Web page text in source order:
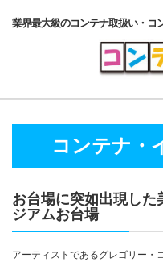
業界最大級のコンテナ取扱い・コ
コン
コン
コンテナ・
お台場に突如出現し
ジアムお台場
アーティストであるグレゴリー・